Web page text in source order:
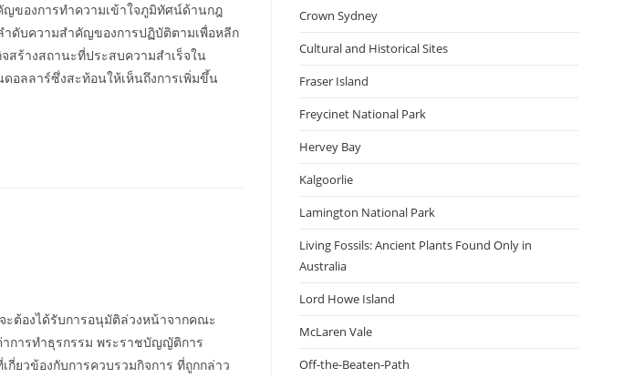
ญของการทำความเข้าใจภูมิทัศน์ด้านกฎ
ำดับความสำคัญของการปฏิบัติตามเพื่อหลีก
สร้างสถานะที่ประสบความสำเร็จใน
อลลาร์ซึ่งสะท้อนให้เห็นถึงการเพิ่มขึ้น
ต้องได้รับการอนุมัติล่วงหน้าจากคณะ
การทำธุรกรรม พระราชบัญญัติการ
ยวข้องกับการควบรวมกิจการ ที่ถูกกล่าว
Crown Sydney
Cultural and Historical Sites
Fraser Island
Freycinet National Park
Hervey Bay
Kalgoorlie
Lamington National Park
Living Fossils: Ancient Plants Found Only in
Australia
Lord Howe Island
McLaren Vale
Off-the-Beaten-Path